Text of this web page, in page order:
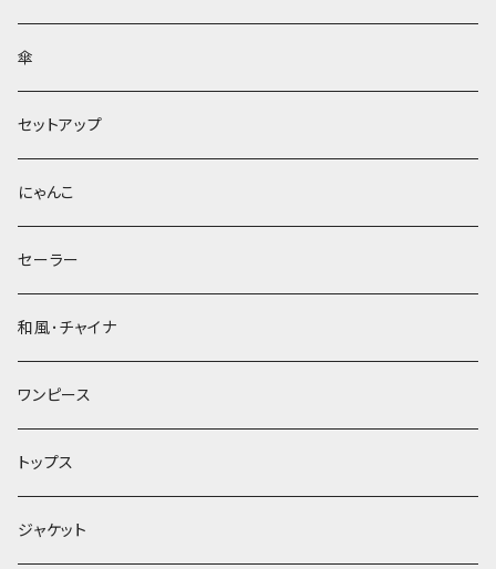
傘
セットアップ
にゃんこ
セーラー
和風･チャイナ
ワンピース
トップス
ジャケット